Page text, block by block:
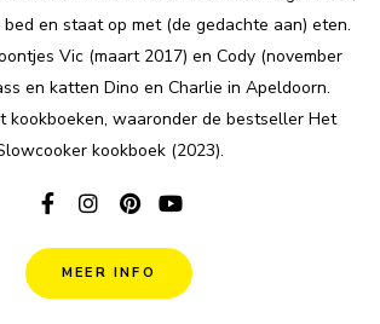
en staat op met (de gedachte aan) eten.
Vic (maart 2017) en Cody (november
en katten Dino en Charlie in Apeldoorn.
kookboeken, waaronder de bestseller Het
kookboek (2023).
MEER INFO